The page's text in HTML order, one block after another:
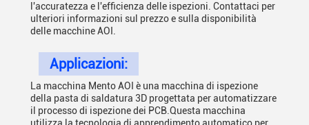
l'accuratezza e l'efficienza delle ispezioni. Contattaci per
ulteriori informazioni sul prezzo e sulla disponibilità
delle macchine AOI.
Applicazioni:
La macchina Mento AOI è una macchina di ispezione
della pasta di saldatura 3D progettata per automatizzare
il processo di ispezione dei PCB.Questa macchina